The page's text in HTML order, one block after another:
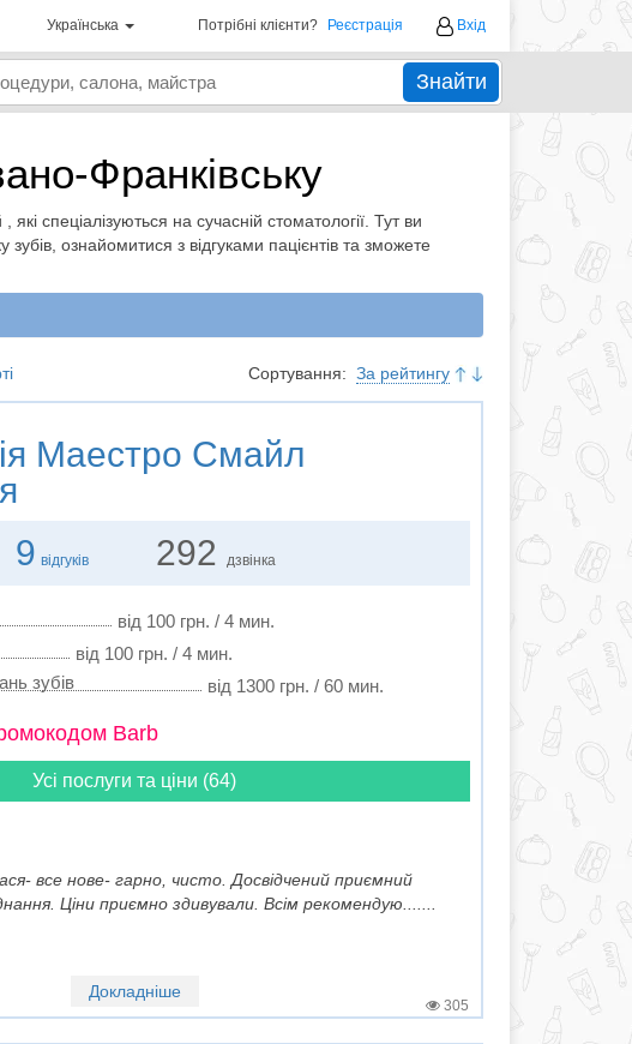
Українська Потрібні клієнти? Реєстрація Вхід
Знайти
Франківську
які спеціалізуються на сучасній стоматології. Тут ви
ознайомитися з відгуками пацієнтів та зможете
Сортування: За рейтингу
Маестро Смайл
9 відгуків 292 дзвінка
від 100 грн. / 4 мин.
від 100 грн. / 4 мин.
зубів
від 1300 грн. / 60 мин.
Barb
Усі послуги та ціни (64)
все нове- гарно, чисто. Досвідчений приємний
Ціни приємно здивували. Всім рекомендую.......
Докладніше
305